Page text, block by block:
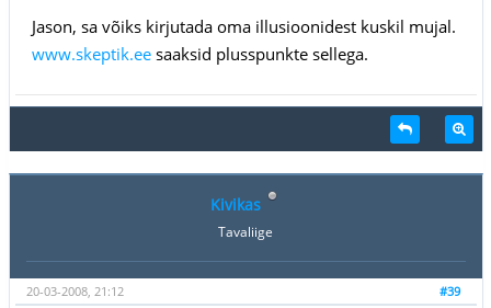
Jason, sa võiks kirjutada oma illusioonidest kuskil mujal.
www.skeptik.eesaaksid plusspunkte sellega.
Kivikas
Tavaliige
#39
20-03-2008, 21:12